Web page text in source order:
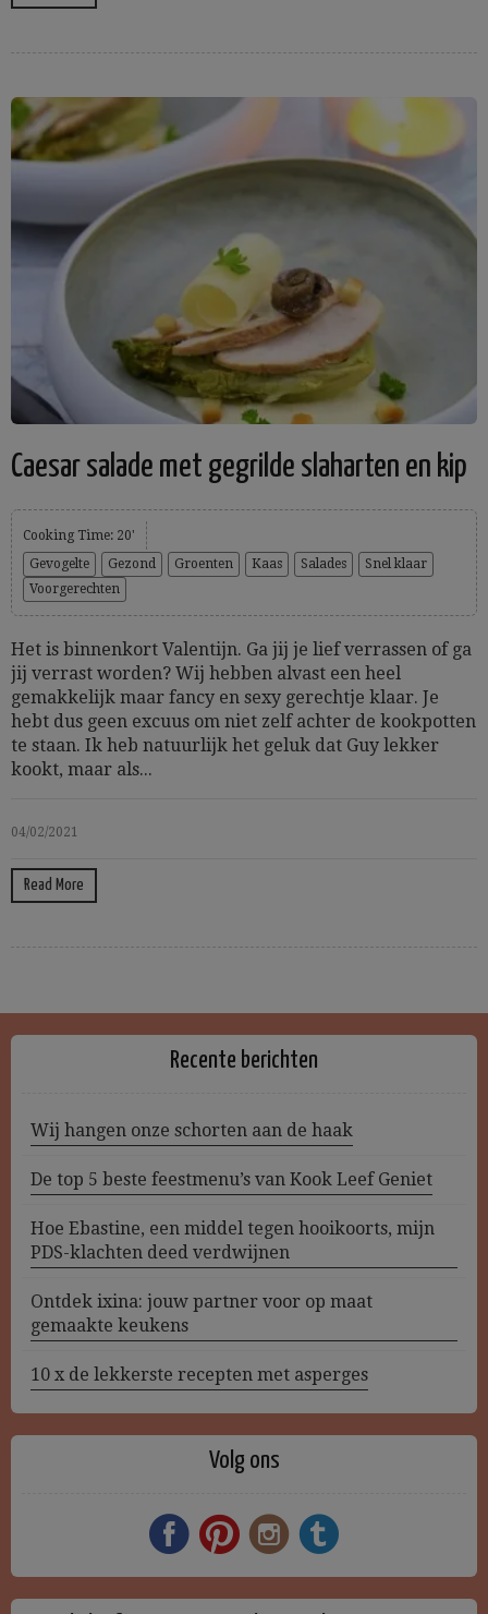
Caesar salade met gegrilde slaharten en kip
Cooking Time: 20'
Gevogelte
Gezond Groenten Kaas Salades
Snel klaar
Voorgerechten
Het is binnenkort Valentijn. Ga jij je lief verrassen of ga
jij verrast worden? Wij hebben alvast een heel
gemakkelijk maar fancy en sexy gerechtje klaar. Je
hebt dus geen excuus om niet zelf achter de kookpotten
te staan. Ik heb natuurlijk het geluk dat Guy lekker
kookt, maar als...
04/02/2021
Read More
Recente berichten
Wij hangen onze schorten aan de haak
De top 5 beste feestmenu’s van Kook Leef Geniet
Hoe Ebastine, een middel tegen hooikoorts, mijn
PDS-klachten deed verdwijnen
Ontdek ixina: jouw partner voor op maat
gemaakte keukens
10 x de lekkerste recepten met asperges
Volg ons